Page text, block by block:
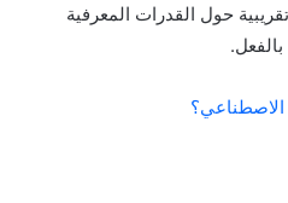
حول القدرات المعرفية
بالفعل.
الاصطناعي؟